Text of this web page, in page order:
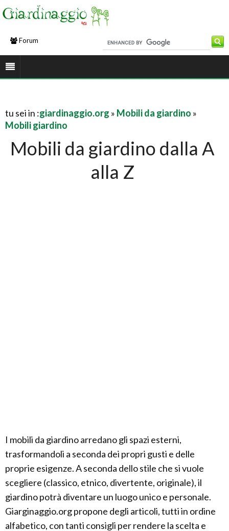
Forum
tu sei in :giardinaggio.org » Mobili da giardino »
Mobili giardino
Mobili da giardino dalla A
alla Z
I mobili da giardino arredano gli spazi esterni,
trasformandoli a seconda dei propri gusti e delle
proprie esigenze. A seconda dello stile che si vuole
scegliere (classico, etnico, divertente, originale), il
giardino potrà diventare un luogo unico e personale.
Giarginaggio.org propone degli articoli, tutti in ordine
alfabetico, con tanti consigli per rendere la scelta e